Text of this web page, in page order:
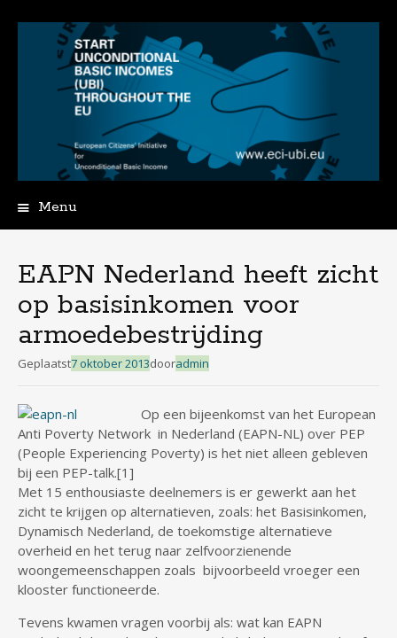
Menu
inhoud
EAPN Nederland heeft zicht
op basisinkomen voor
armoedebestrijding
Geplaatst7 oktober 2013dooradmin
Op een bijeenkomst van het European
Anti Poverty Network in Nederland (EAPN-NL) over PEP
(People Experiencing Poverty) is het niet alleen gebleven
bij een PEP-talk.[1]
Met 15 enthousiaste deelnemers is er gewerkt aan het
zicht te krijgen op alternatieven, zoals: het Basisinkomen,
Dynamisch Nederland, de toekomstige alternatieve
overheid en het terug naar zelfvoorzienende
woongemeenschappen zoals bijvoorbeeld vroeger een
klooster functioneerde.
Tevens kwamen vragen voorbij als: wat kan EAPN